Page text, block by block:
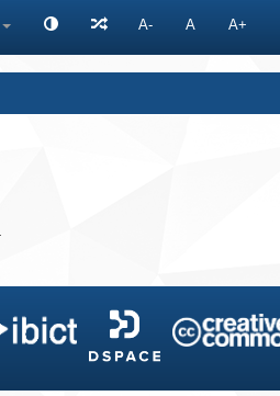
A- A A+